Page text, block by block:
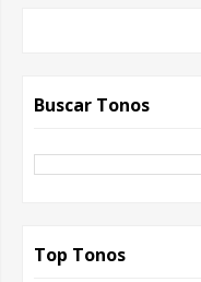
Buscar Tonos
Top Tonos